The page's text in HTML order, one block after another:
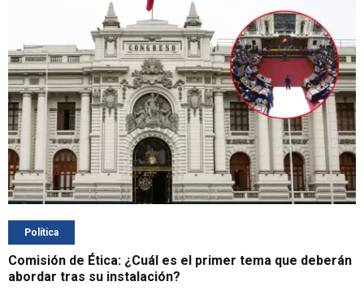
Política
Comisión de Ética: ¿Cuál es el primer tema que deberán
abordar tras su instalación?